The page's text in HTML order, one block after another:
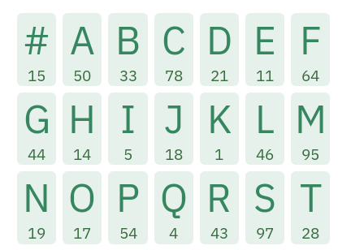
#
15
A
50
B
33
C
78
D
21
E
11
F
64
G
44
H
14
I
5
J
18
K
1
L
46
M
95
N
19
O
17
P
54
Q
4
R
43
S
97
T
28